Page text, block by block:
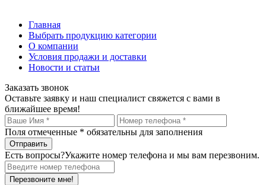
Главная
Выбрать продукцию категории
О компании
Условия продажи и доставки
Новости и статьи
Заказать звонок
Оставьте заявку и наш специалист свяжется с вами в
ближайшее время!
Поля отмеченные * обязательны для заполнения
Есть вопросы?Укажите номер телефона и мы вам перезвоним.
Перезвоните мне!